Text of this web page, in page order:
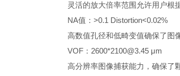
灵活的放大倍率范围允许用户根据
NA值：>0.1 Distortion<0.02%
高数值孔径和低畸变值确保了图像
VOF：2600*2100@3.45 μm
高分辨率图像捕获能力，确保了颗